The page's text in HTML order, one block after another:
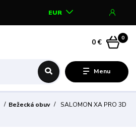
Menu
EUR
0
0 €
Bežecká obuv
SALOMON XA PRO 3D